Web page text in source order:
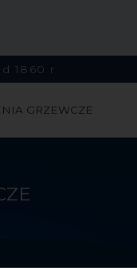
1860 r
GRZEWCZE